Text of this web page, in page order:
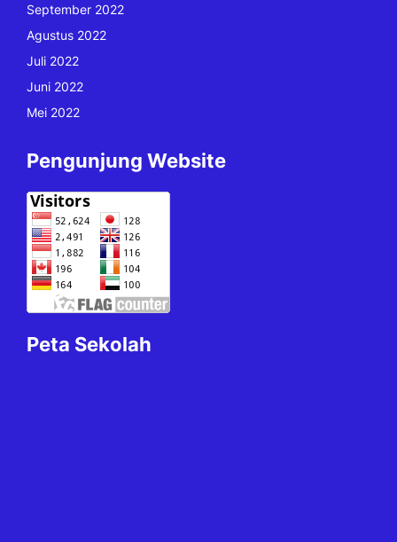
September 2022
Agustus 2022
Juli 2022
Juni 2022
Mei 2022
Pengunjung Website
Peta Sekolah